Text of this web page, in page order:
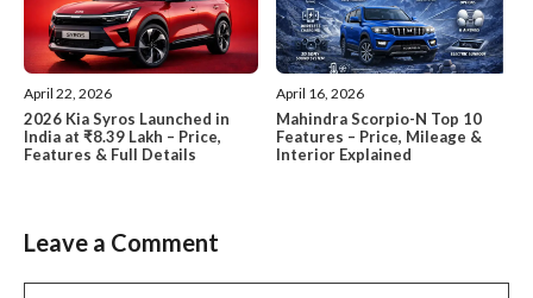
April 22, 2026
2026 Kia Syros Launched in
India at ₹8.39 Lakh – Price,
Features & Full Details
April 16, 2026
Mahindra Scorpio-N Top 10
Features – Price, Mileage &
Interior Explained
Leave a Comment